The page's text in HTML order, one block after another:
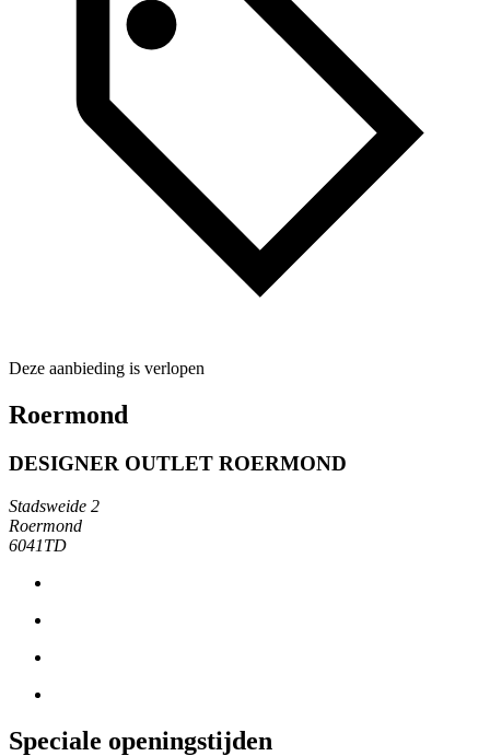
Deze aanbieding is verlopen
Roermond
DESIGNER OUTLET ROERMOND
Stadsweide 2
Roermond
6041TD
Speciale openingstijden